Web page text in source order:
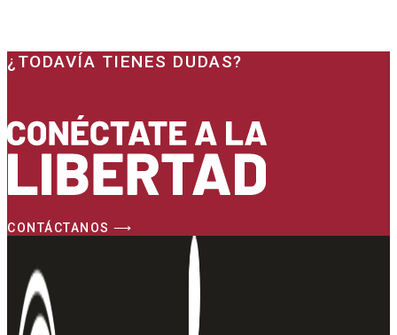
¿TODAVÍA TIENES DUDAS?
CONTÁCTANOS ⟶